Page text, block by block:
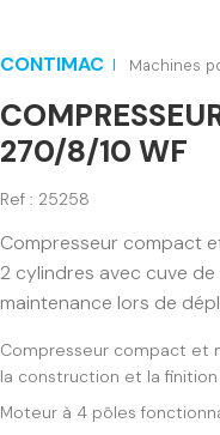
CONTIMAC Machines
270/8/10 WF
Ref : 25258
Compresseur compact
2 cylindres avec cuve
maintenance lors de
Compresseur compact et
la construction et la
Moteur à 4 pôles